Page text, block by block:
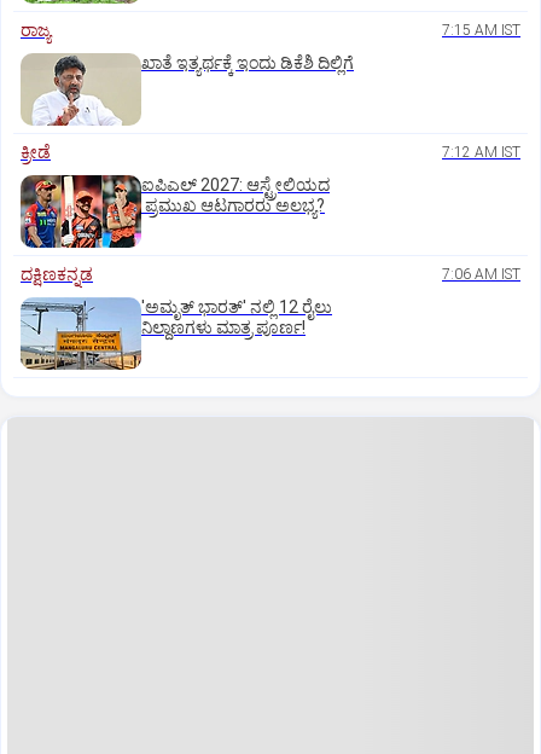
ರಾಜ್ಯ 7:15 AM IST
ಖಾತೆ ಇತ್ಯರ್ಥಕ್ಕೆ ಇಂದು ಡಿಕೆಶಿ ದಿಲ್ಲಿಗೆ
ಕ್ರೀಡೆ 7:12 AM IST
ಐಪಿಎಲ್‌ 2027: ಆಸ್ಟ್ರೇಲಿಯದ
ಪ್ರಮುಖ ಆಟಗಾರರು ಅಲಭ್ಯ?
ದಕ್ಷಿಣಕನ್ನಡ 7:06 AM IST
'ಅಮೃತ್‌ ಭಾರತ್‌' ನಲ್ಲಿ 12 ರೈಲು
ನಿಲ್ದಾಣಗಳು ಮಾತ್ರ ಪೂರ್ಣ!